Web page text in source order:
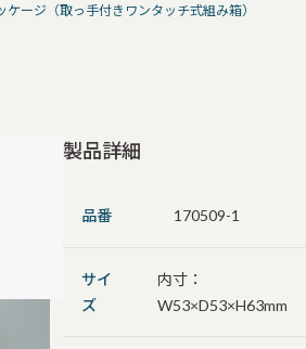
ケージ（取っ手付きワンタッチ式組み箱）
製品詳細
品番 170509-1
サイ
ズ
内寸：
W53×D53×H63mm